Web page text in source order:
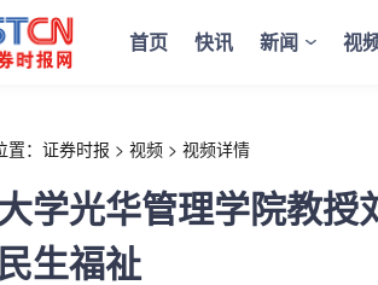
首页
快讯 新闻 视
： 证券时报 > 视频 > 视频详情
学光华管理学院教
生福祉